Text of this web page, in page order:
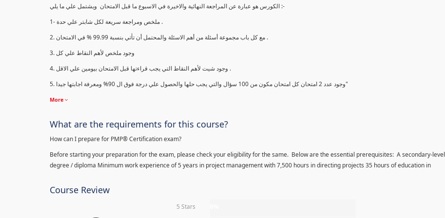
الكورس هو عبارة عن المراجعة النهائية والاخيرة في الاسبوع ما قبل الامتحان ويشتمل علي ما يلي :-
1- ملخص ومراجعة سريعة لكل شابتر علي حدة .
2. مع كل باب مجموعة أسئلة من أهم الاسئلة والمحتمل أن تأتي بنسبة 99.99 % في الامتحان .
3. وجود ملخص لأهم النقاط علي كل
4. وجود شيت لأهم النقاط التي يجب قراءتها قبل الامتحان بيومين علي الاقل .
5. وجود عدد 2 امتحان كل امتحان مكون من 100 سؤال والتي يجب حلها والحصول علي درجة فوق ال 90% ومعرفة اجابتها جيدا"
More
What are the requirements for this course?
How can I prepare for PMP® Certification exam?
Before starting your preparation for the exam, please check your eligibility for the same. Below are the essential prerequisites: A secondary-level
degree / diploma Minimum work experience of 5 years in project management with 7,500 hours in directing projects 35 hours of education in
Course Review
5 Stars